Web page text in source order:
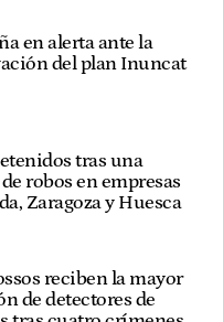
en alerta ante la
del plan Inuncat
tras una
robos en empresas
Zaragoza y Huesca
reciben la mayor
de detectores de